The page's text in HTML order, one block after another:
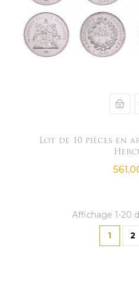
Lot de 10 pièces en
Prix
Affichage 1-20
1
2